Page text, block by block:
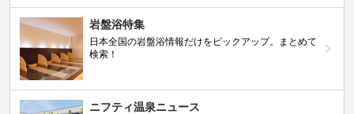
岩盤浴特集
日本全国の岩盤浴情報だけをピックアップ。まとめて
検索！
ニフティ温泉ニュース